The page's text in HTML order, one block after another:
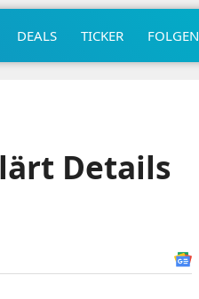
DEALS TICKER FOLGEN
Details